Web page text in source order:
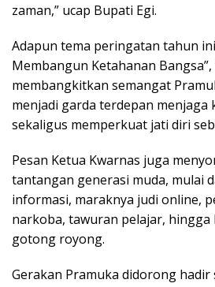
zaman,” ucap Bupati Egi.
Adapun tema peringatan tahun
Membangun Ketahanan
membangkitkan semangat
menjadi garda terdepan menjaga
sekaligus memperkuat jati diri
Pesan Ketua Kwarnas juga
tantangan generasi muda, mulai
informasi, maraknya judi online,
narkoba, tawuran pelajar,
gotong royong.
Gerakan Pramuka didorong hadir